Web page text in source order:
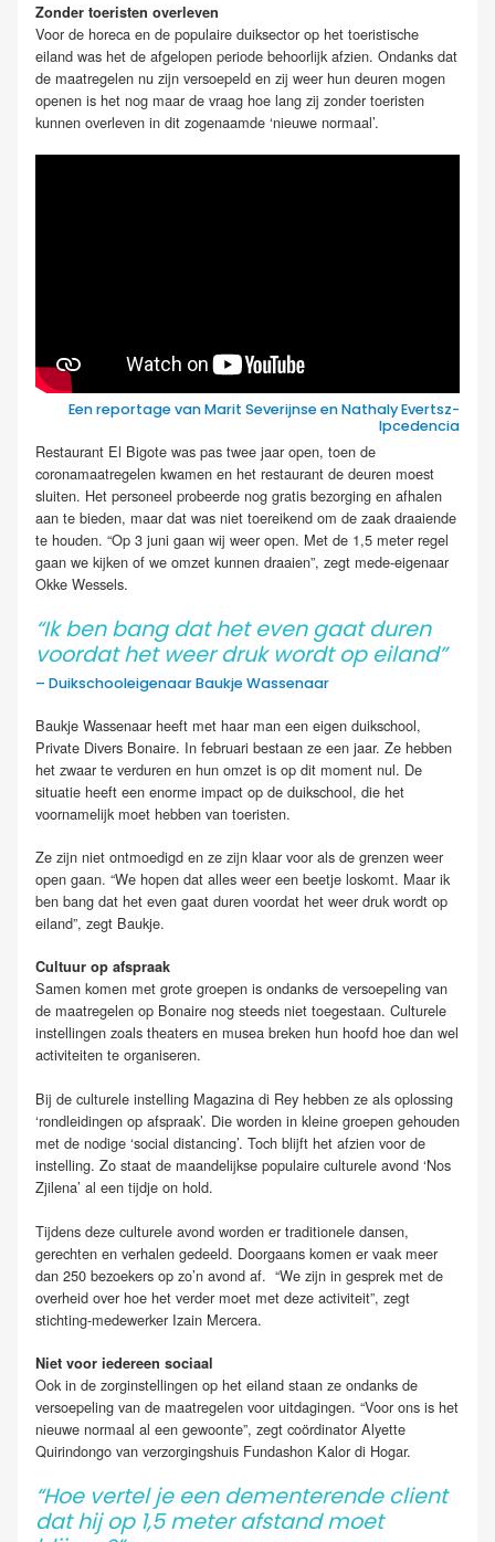
Zonder toeristen overleven
Voor de horeca en de populaire duiksector op het toeristische
eiland was het de afgelopen periode behoorlijk afzien. Ondanks dat
de maatregelen nu zijn versoepeld en zij weer hun deuren mogen
openen is het nog maar de vraag hoe lang zij zonder toeristen
kunnen overleven in dit zogenaamde ‘nieuwe normaal’.
Een reportage van Marit Severijnse en Nathaly Evertsz-
Ipcedencia
Restaurant El Bigote was pas twee jaar open, toen de
coronamaatregelen kwamen en het restaurant de deuren moest
sluiten. Het personeel probeerde nog gratis bezorging en afhalen
aan te bieden, maar dat was niet toereikend om de zaak draaiende
te houden. “Op 3 juni gaan wij weer open. Met de 1,5 meter regel
gaan we kijken of we omzet kunnen draaien”, zegt mede-eigenaar
Okke Wessels.
“Ik ben bang dat het even gaat duren
voordat het weer druk wordt op eiland”
– Duikschooleigenaar Baukje Wassenaar
Baukje Wassenaar heeft met haar man een eigen duikschool,
Private Divers Bonaire. In februari bestaan ze een jaar. Ze hebben
het zwaar te verduren en hun omzet is op dit moment nul. De
situatie heeft een enorme impact op de duikschool, die het
voornamelijk moet hebben van toeristen.
Ze zijn niet ontmoedigd en ze zijn klaar voor als de grenzen weer
open gaan. “We hopen dat alles weer een beetje loskomt. Maar ik
ben bang dat het even gaat duren voordat het weer druk wordt op
eiland”, zegt Baukje.
Cultuur op afspraak
Samen komen met grote groepen is ondanks de versoepeling van
de maatregelen op Bonaire nog steeds niet toegestaan. Culturele
instellingen zoals theaters en musea breken hun hoofd hoe dan wel
activiteiten te organiseren.
Bij de culturele instelling Magazina di Rey hebben ze als oplossing
‘rondleidingen op afspraak’. Die worden in kleine groepen gehouden
met de nodige ‘social distancing’. Toch blijft het afzien voor de
instelling. Zo staat de maandelijkse populaire culturele avond ‘Nos
Zjilena’ al een tijdje on hold.
Tijdens deze culturele avond worden er traditionele dansen,
gerechten en verhalen gedeeld. Doorgaans komen er vaak meer
dan 250 bezoekers op zo’n avond af. “We zijn in gesprek met de
overheid over hoe het verder moet met deze activiteit”, zegt
stichting-medewerker Izain Mercera.
Niet voor iedereen sociaal
Ook in de zorginstellingen op het eiland staan ze ondanks de
versoepeling van de maatregelen voor uitdagingen. “Voor ons is het
nieuwe normaal al een gewoonte”, zegt coördinator Alyette
Quirindongo van verzorgingshuis Fundashon Kalor di Hogar.
“Hoe vertel je een dementerende client
dat hij op 1,5 meter afstand moet